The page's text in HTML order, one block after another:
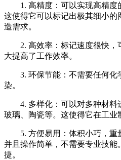
1. 高精度：可以实现高精度的
这使得它可以标记出极其细小的
造需求。
2. 高效率：标记速度很快，
大提高了工作效率。
3. 环保节能：不需要任何化
染。
4. 多样化：可以对多种材料
玻璃、陶瓷等。这使得它在工业
5. 方便易用：体积小巧，重
并且操作简单，不需要专业技
捷。